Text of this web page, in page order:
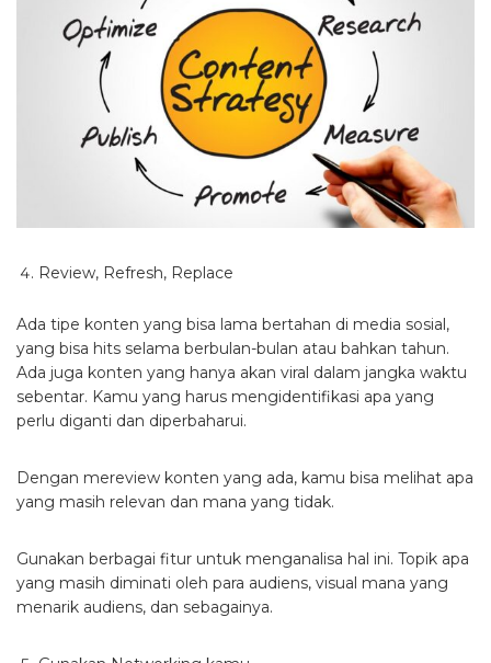
Review, Refresh, Replace
Ada tipe konten yang bisa lama bertahan di media sosial,
yang bisa hits selama berbulan-bulan atau bahkan tahun.
Ada juga konten yang hanya akan viral dalam jangka waktu
sebentar. Kamu yang harus mengidentifikasi apa yang
perlu diganti dan diperbaharui.
Dengan mereview konten yang ada, kamu bisa melihat apa
yang masih relevan dan mana yang tidak.
Gunakan berbagai fitur untuk menganalisa hal ini. Topik apa
yang masih diminati oleh para audiens, visual mana yang
menarik audiens, dan sebagainya.